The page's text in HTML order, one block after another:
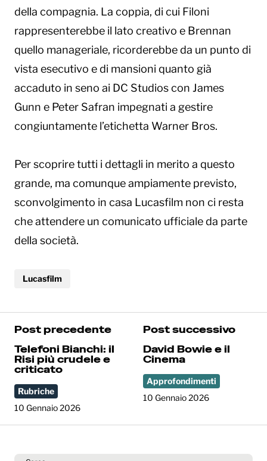
della compagnia. La coppia, di cui Filoni
rappresenterebbe il lato creativo e Brennan
quello manageriale, ricorderebbe da un punto di
vista esecutivo e di mansioni quanto già
accaduto in seno ai DC Studios con James
Gunn e Peter Safran impegnati a gestire
congiuntamente l’etichetta Warner Bros.
Per scoprire tutti i dettagli in merito a questo
grande, ma comunque ampiamente previsto,
sconvolgimento in casa Lucasfilm non ci resta
che attendere un comunicato ufficiale da parte
della società.
Lucasfilm
Post precedente
Telefoni Bianchi: il
Risi più crudele e
criticato
Rubriche
10 Gennaio 2026
Post successivo
David Bowie e il
Cinema
Approfondimenti
10 Gennaio 2026